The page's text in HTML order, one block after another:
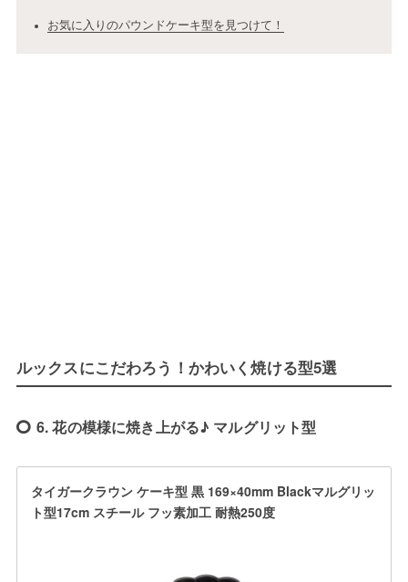
お気に入りのパウンドケーキ型を見つけて！
ルックスにこだわろう！かわいく焼ける型5選
6. 花の模様に焼き上がる♪ マルグリット型
タイガークラウン ケーキ型 黒 169×40mm Blackマルグリッ
ト型17cm スチール フッ素加工 耐熱250度